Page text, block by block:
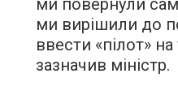
ми повернули
ми вирішили до
ввести «пілот»
зазначив міністр.